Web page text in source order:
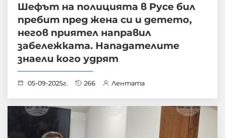
Шефът на полицията в Русе бил
пребит пред жена си и детето,
негов приятел направил
забележката. Нападателите
знаели кого удрят
05-09-2025г. 266 Лентата